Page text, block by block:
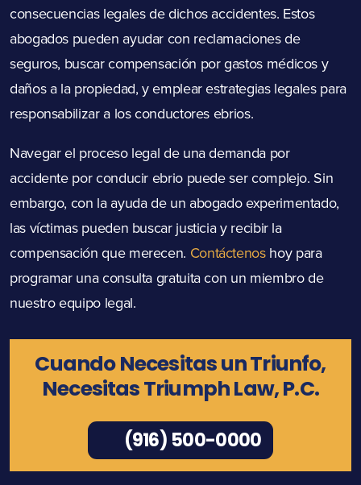
consecuencias legales de dichos accidentes. Estos
abogados pueden ayudar con reclamaciones de
seguros, buscar compensación por gastos médicos y
daños a la propiedad, y emplear estrategias legales para
responsabilizar a los conductores ebrios.
Navegar el proceso legal de una demanda por
accidente por conducir ebrio puede ser complejo. Sin
embargo, con la ayuda de un abogado experimentado,
las víctimas pueden buscar justicia y recibir la
compensación que merecen. Contáctenoshoy para
programar una consulta gratuita con un miembro de
nuestro equipo legal.
Cuando Necesitas un Triunfo,
Necesitas Triumph Law, P.C.
(916) 500-0000